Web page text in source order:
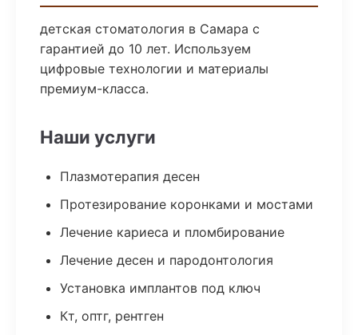
детская стоматология в Самара с
гарантией до 10 лет. Используем
цифровые технологии и материалы
премиум-класса.
Наши услуги
Плазмотерапия десен
Протезирование коронками и мостами
Лечение кариеса и пломбирование
Лечение десен и пародонтология
Установка имплантов под ключ
Кт, оптг, рентген